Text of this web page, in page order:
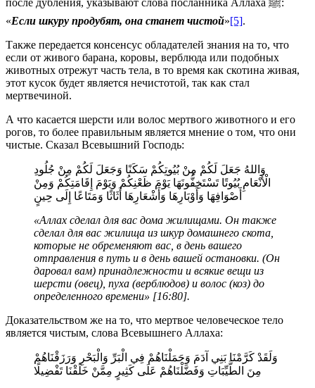
после дубления, указывают слова посланника Аллаха ﷺ:
«Если шкуру продубят, она станет чистой»[5].
Также передается консенсус обладателей знания на то, что
если от живого барана, коровы, верблюда или подобных
животных отрежут часть тела, в то время как скотина живая,
этот кусок будет является нечистотой, так как стал
мертвечиной.
А что касается шерсти или волос мертвого животного и его
рогов, то более правильным является мнение о том, что они
чистые. Сказал Всевышний Господь:
وَاللهُ جَعَلَ لَكُمْ مِنْ بُيُوتِكُمْ سَكَنًا وَجَعَلَ لَكُمْ مِنْ جُلُودِ
الْأَنْعَامِ بُيُوتًا تَسْتَخِفُّونَهَا يَوْمَ ظَعْنِكُمْ وَيَوْمَ إِقَامَتِكُمْ وَمِنْ
أَصْوَافِهَا وَأَوْبَارِهَا وَأَشْعَارِهَا أَثَاثًا وَمَتَاعًا إِلَى حِينٍ
«Аллах сделал для вас дома жилищами. Он также
сделал для вас жилища из шкур домашнего скота,
которые не обременяют вас, в день вашего
отправления в путь и в день вашей остановки. (Он
даровал вам) принадлежности и всякие вещи из
шерсти (овец), пуха (верблюдов) и волос (коз) до
определенного времени» [16:80].
Доказательством же на то, что мертвое человеческое тело
является чистым, слова Всевышнего Аллаха:
وَلَقَدْ كَرَّمْنَا بَنِي آدَمَ وَحَمَلْنَاهُمْ فِي الْبَرِّ وَالْبَحْرِ وَرَزَقْنَاهُمْ
مِنَ الطَّيِّبَاتِ وَفَضَّلْنَاهُمْ عَلَى كَثِيرٍ مِمَّنْ خَلَقْنَا تَفْضِيلًا